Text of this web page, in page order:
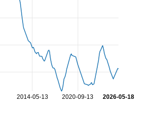
2014-05-13 2020-09-13 2026-05-18